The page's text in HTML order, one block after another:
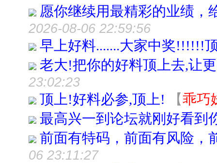
愿你继续用最精彩的业绩，
2026-08-06 22:59:56
早上好料.......大家中奖!!!!!!
老大!把你的好料顶上去,让
23:02:23
顶上!好料必参,顶上! 【乖巧
最高兴一到论坛就刚好看到
前面有特码，前面有风险，
06 23:11:27